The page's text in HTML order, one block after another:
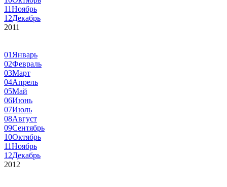
11Ноябрь
12Декабрь
2011
01 Январь
02Февраль
03Март
04Апрель
05Май
06Июнь
07Июль
08Август
09Сентябрь
10Октябрь
11Ноябрь
12Декабрь
2012